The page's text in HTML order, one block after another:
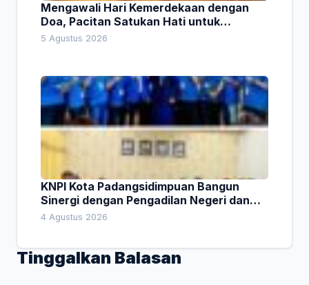
Mengawali Hari Kemerdekaan dengan
Doa, Pacitan Satukan Hati untuk
Indonesia
5 Agustus 2026
KNPI Kota Padangsidimpuan Bangun
Sinergi dengan Pengadilan Negeri dan
DPRD
4 Agustus 2026
Tinggalkan Balasan